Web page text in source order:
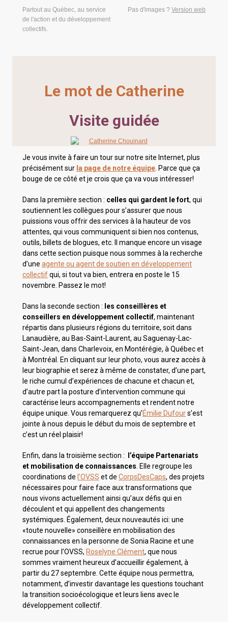
Partout au Québec, au service
de l'action et du développement
collectifs.
Pas d'images ? Version web
Le mot de Catherine
Visite guidée
Je vous invite à faire un tour sur notre site Internet, plus
précisément sur la page de notre équipe . Parce que ça
bouge de ce côté et je crois que ça va vous intéresser!
Dans la première section : celles qui gardent le fort, qui
soutiennent les collègues pour s’assurer que nous
puissions vous offrir des services à la hauteur de vos
attentes, qui vous communiquent si bien nos contenus,
outils, billets de blogues, etc. Il manque encore un visage
dans cette section puisque nous sommes à la recherche
d’une agente ou agent de soutien en développement
collectifqui, si tout va bien, entrera en poste le 15
novembre. Passez le mot!
Dans la seconde section : les conseillères et
conseillers en développement collectif, maintenant
répartis dans plusieurs régions du territoire, soit dans
Lanaudière, au Bas-Saint-Laurent, au Saguenay-Lac-
Saint-Jean, dans Charlevoix, en Montérégie, à Québec et
à Montréal. En cliquant sur leur photo, vous aurez accès à
leur biographie et serez à même de constater, d’une part,
le riche cumul d’expériences de chacune et chacun et,
d’autre part la posture d’intervention commune qui
caractérise leurs accompagnements et rendent notre
équipe unique. Vous remarquerez qu’Émilie Dufours’est
jointe à nous depuis le début du mois de septembre et
c’est un réel plaisir!
Enfin, dans la troisième section :
l’équipe Partenariats
et mobilisation de connaissances . Elle regroupe les
coordinations de l’OVSS et de CorpsDesCaps, des projets
nécessaires pour faire face aux transformations que
nous vivons actuellement ainsi qu’aux défis qui en
découlent et qui appellent des changements
systémiques. Également, deux nouveautés ici: une
«toute nouvelle» conseillère en mobilisation des
connaissances en la personne de Sonia Racine et une
recrue pour l’OVSS, Roselyne Clément, que nous
sommes vraiment heureux d’accueillir également, à
partir du 27 septembre. Cette équipe nous permettra,
notamment, d’investir davantage les questions touchant
la transition socioécologique et leurs liens avec le
développement collectif.